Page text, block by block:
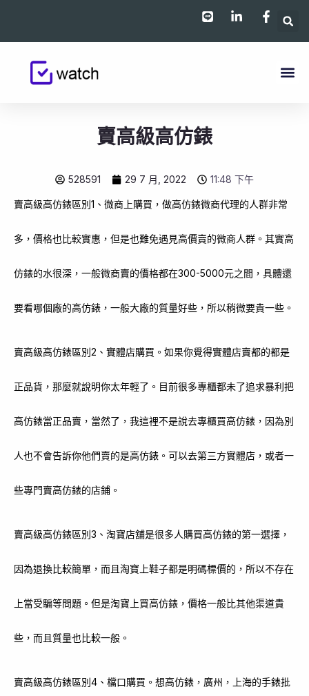
賣高級高仿錶
528591 29 7 月, 2022 11:48 下午
賣高級高仿錶區別1、微商上購買，做高仿錶微商代理的人群非常
多，價格也比較實惠，但是也難免遇見高價賣的微商人群。其實高
仿錶的水很深，一般微商賣的價格都在300-5000元之間，具體還
要看哪個廠的高仿錶，一般大廠的質量好些，所以稍微要貴一些。
賣高級高仿錶區別2、實體店購買。如果你覺得實體店賣都的都是
正品貨，那麼就說明你太年輕了。目前很多專櫃都未了追求暴利把
高仿錶當正品賣，當然了，我這裡不是說去專櫃買高仿錶，因為別
人也不會告訴你他們賣的是高仿錶。可以去第三方實體店，或者一
些專門賣高仿錶的店鋪。
賣高級高仿錶區別3、淘寶店舖是很多人購買高仿錶的第一選擇，
因為退換比較簡單，而且淘寶上鞋子都是明碼標價的，所以不存在
上當受騙等問題。但是淘寶上買高仿錶，價格一般比其他渠道貴
些，而且質量也比較一般。
賣高級高仿錶區別4、檔口購買。想高仿錶，廣州，上海的手錶批